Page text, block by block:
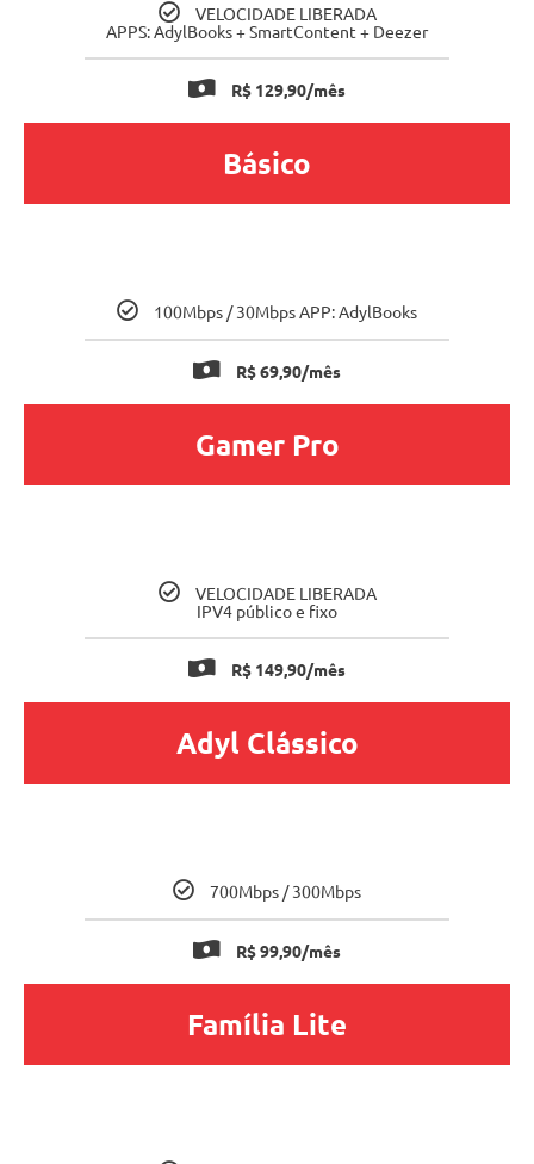
VELOCIDADE LIBERADA
APPS: AdylBooks + SmartContent + Deezer
R$ 129,90/mês
Básico
100Mbps / 30Mbps APP: AdylBooks
R$ 69,90/mês
Gamer Pro
VELOCIDADE LIBERADA
IPV4 público e fixo
R$ 149,90/mês
Adyl Clássico
700Mbps / 300Mbps
R$ 99,90/mês
Família Lite